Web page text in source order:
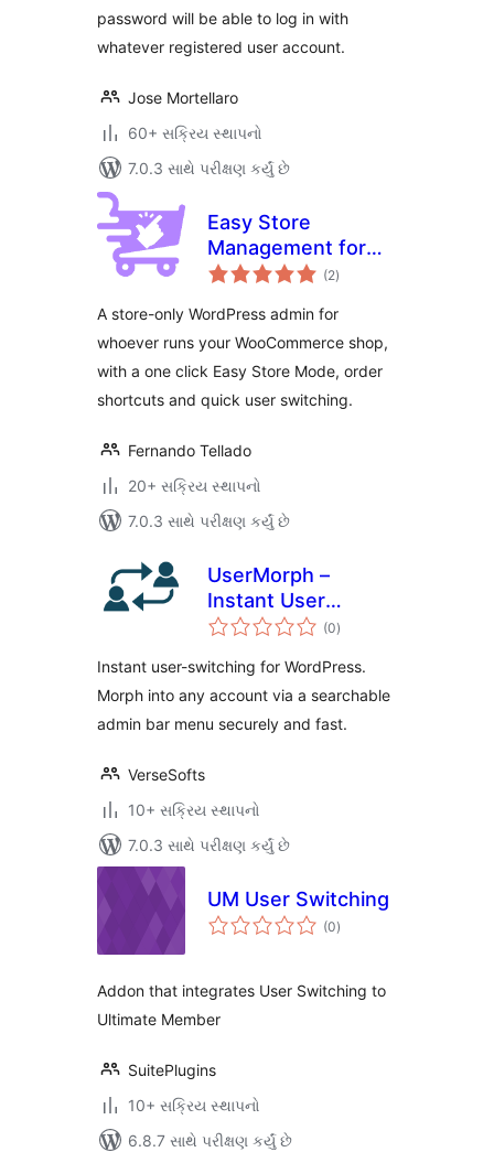
password will be able to log in with
whatever registered user account.
Jose Mortellaro
60+ સક્રિય સ્થાપનો
7.0.3 સાથે પરીક્ષણ કર્યું છે
Easy Store
Management for
WooCommerce
(2કુલ
રેટિંગ્સ
)
A store-only WordPress admin for
whoever runs your WooCommerce shop,
with a one click Easy Store Mode, order
shortcuts and quick user switching.
Fernando Tellado
20+ સક્રિય સ્થાપનો
7.0.3 સાથે પરીક્ષણ કર્યું છે
UserMorph –
Instant User
Switching &
Impersonation for
WordPress
(0કુલ
રેટિંગ્સ
)
Instant user-switching for WordPress.
Morph into any account via a searchable
admin bar menu securely and fast.
VerseSofts
10+ સક્રિય સ્થાપનો
7.0.3 સાથે પરીક્ષણ કર્યું છે
UM User Switching
(0કુલ
રેટિંગ્સ
)
Addon that integrates User Switching to
Ultimate Member
SuitePlugins
10+ સક્રિય સ્થાપનો
6.8.7 સાથે પરીક્ષણ કર્યું છે